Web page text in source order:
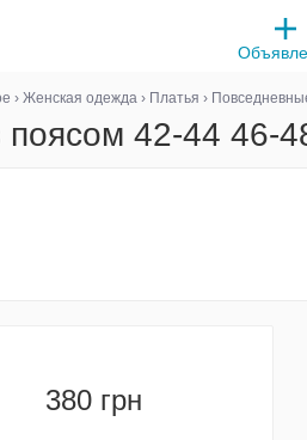
› Женская одежда › Платья ›
поясом 42-44 46-
380 грн